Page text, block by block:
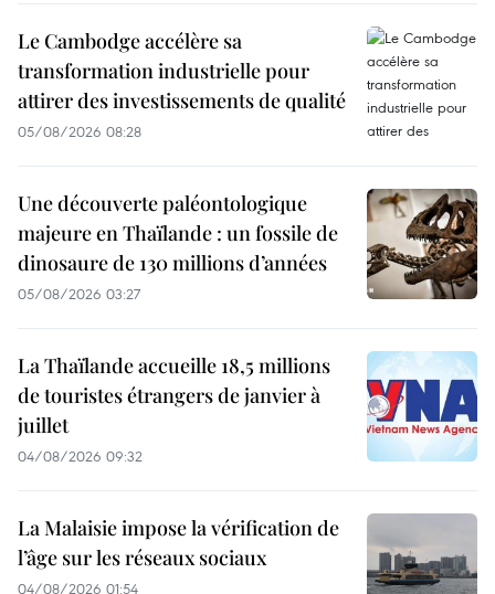
Le Cambodge accélère sa
transformation industrielle pour
attirer des investissements de qualité
05/08/2026 08:28
Une découverte paléontologique
majeure en Thaïlande : un fossile de
dinosaure de 130 millions d’années
05/08/2026 03:27
La Thaïlande accueille 18,5 millions
de touristes étrangers de janvier à
juillet
04/08/2026 09:32
La Malaisie impose la vérification de
l’âge sur les réseaux sociaux
04/08/2026 01:54